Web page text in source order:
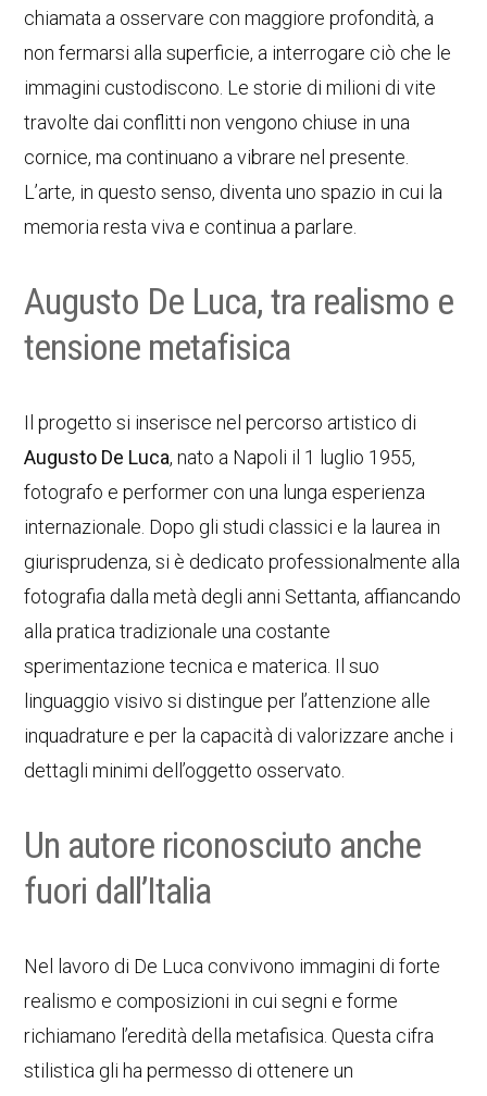
chiamata a osservare con maggiore profondità, a
non fermarsi alla superficie, a interrogare ciò che le
immagini custodiscono. Le storie di milioni di vite
travolte dai conflitti non vengono chiuse in una
cornice, ma continuano a vibrare nel presente.
L’arte, in questo senso, diventa uno spazio in cui la
memoria resta viva e continua a parlare.
Augusto De Luca, tra realismo e
tensione metafisica
Il progetto si inserisce nel percorso artistico di
Augusto De Luca, nato a Napoli il 1 luglio 1955,
fotografo e performer con una lunga esperienza
internazionale. Dopo gli studi classici e la laurea in
giurisprudenza, si è dedicato professionalmente alla
fotografia dalla metà degli anni Settanta, affiancando
alla pratica tradizionale una costante
sperimentazione tecnica e materica. Il suo
linguaggio visivo si distingue per l’attenzione alle
inquadrature e per la capacità di valorizzare anche i
dettagli minimi dell’oggetto osservato.
Un autore riconosciuto anche
fuori dall’Italia
Nel lavoro di De Luca convivono immagini di forte
realismo e composizioni in cui segni e forme
richiamano l’eredità della metafisica. Questa cifra
stilistica gli ha permesso di ottenere un